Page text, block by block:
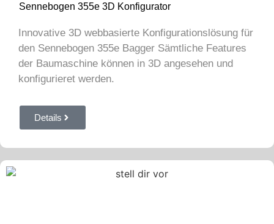
Sennebogen 355e 3D Konfigurator
Innovative 3D webbasierte Konfigurationslösung für
den Sennebogen 355e Bagger Sämtliche Features
der Baumaschine können in 3D angesehen und
konfigurieret werden.
Details